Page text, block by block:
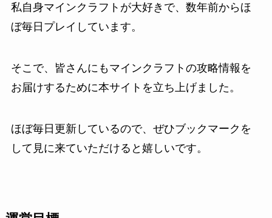
私自身マインクラフトが大好きで、数年前からほ
ぼ毎日プレイしています。
そこで、皆さんにもマインクラフトの攻略情報を
お届けするために本サイトを立ち上げました。
ほぼ毎日更新しているので、ぜひブックマークを
して見に来ていただけると嬉しいです。